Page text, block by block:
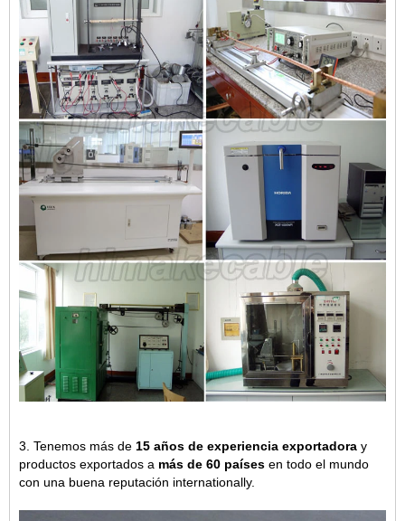
3. Tenemos más de 15 años de experiencia exportadora y
productos exportados a más de 60 países en todo el mundo
con una buena reputación internationally.